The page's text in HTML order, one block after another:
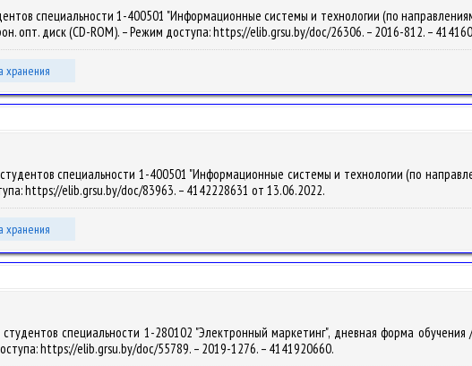
специальности 1-400501 "Информационные системы и технологии (по
опт. диск (CD-ROM). – Режим доступа: https://elib.grsu.by/doc/26306. – 2016-812. –
хранения
специальности 1-400501 "Информационные системы и технологии (по
https://elib.grsu.by/doc/83963. – 4142228631 от 13.06.2022.
хранения
специальности 1-280102 "Электронный маркетинг", дневная форма обучения
https://elib.grsu.by/doc/55789. – 2019-1276. – 4141920660.